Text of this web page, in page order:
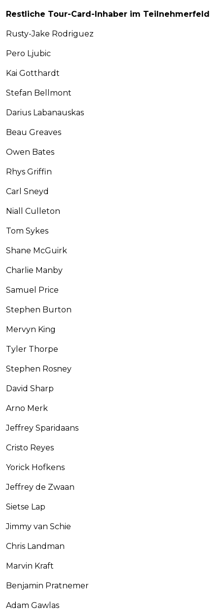
Restliche Tour-Card-Inhaber im Teilnehmerfeld
Rusty-Jake Rodriguez
Pero Ljubic
Kai Gotthardt
Stefan Bellmont
Darius Labanauskas
Beau Greaves
Owen Bates
Rhys Griffin
Carl Sneyd
Niall Culleton
Tom Sykes
Shane McGuirk
Charlie Manby
Samuel Price
Stephen Burton
Mervyn King
Tyler Thorpe
Stephen Rosney
David Sharp
Arno Merk
Jeffrey Sparidaans
Cristo Reyes
Yorick Hofkens
Jeffrey de Zwaan
Sietse Lap
Jimmy van Schie
Chris Landman
Marvin Kraft
Benjamin Pratnemer
Adam Gawlas